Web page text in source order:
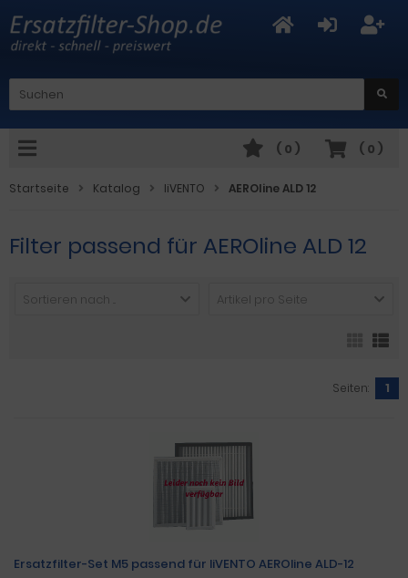
( 0 )
( 0 )
Startseite Katalog liVENTO AEROline ALD 12
Filter passend für AEROline ALD 12
Sortieren nach ... Artikel pro Seite
Seiten: 1
Ersatzfilter-Set M5 passend für liVENTO AEROline ALD-12